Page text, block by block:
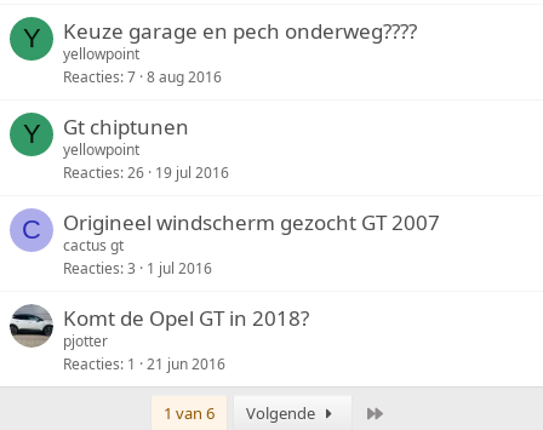
Y Keuze garage en pech onderweg????
yellowpoint
Reacties 7 8 aug 2016
Y Gt chiptunen
yellowpoint
Reacties 26 19 jul 2016
C Origineel windscherm gezocht GT 2007
cactus gt
Reacties 3 1 jul 2016
Komt de Opel GT in 2018?
pjotter
Reacties 1 21 jun 2016
1 van 6 Volgende